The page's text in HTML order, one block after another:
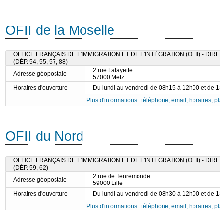
OFII de la Moselle
OFFICE FRANÇAIS DE L'IMMIGRATION ET DE L'INTÉGRATION (OFII) -
(DÉP. 54, 55, 57, 88)
Adresse géopostale
2 rue Lafayette
57000 Metz
Horaires d'ouverture
Du lundi au vendredi de 08h15 à 12h00 et de
Plus d'informations : téléphone, email, horaires,
OFII du Nord
OFFICE FRANÇAIS DE L'IMMIGRATION ET DE L'INTÉGRATION (OFII) -
(DÉP. 59, 62)
Adresse géopostale
2 rue de Tenremonde
59000 Lille
Horaires d'ouverture
Du lundi au vendredi de 08h30 à 12h00 et de
Plus d'informations : téléphone, email, horaires,